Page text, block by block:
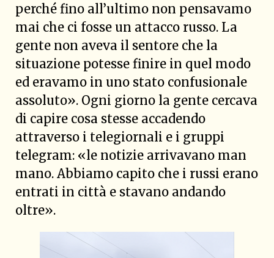
perché fino all’ultimo non pensavamo
mai che ci fosse un attacco russo. La
gente non aveva il sentore che la
situazione potesse finire in quel modo
ed eravamo in uno stato confusionale
assoluto». Ogni giorno la gente cercava
di capire cosa stesse accadendo
attraverso i telegiornali e i gruppi
telegram: «le notizie arrivavano man
mano. Abbiamo capito che i russi erano
entrati in città e stavano andando
oltre».